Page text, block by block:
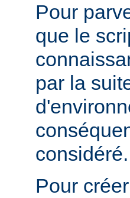
Pour
que le
par la
considéré.
Pour